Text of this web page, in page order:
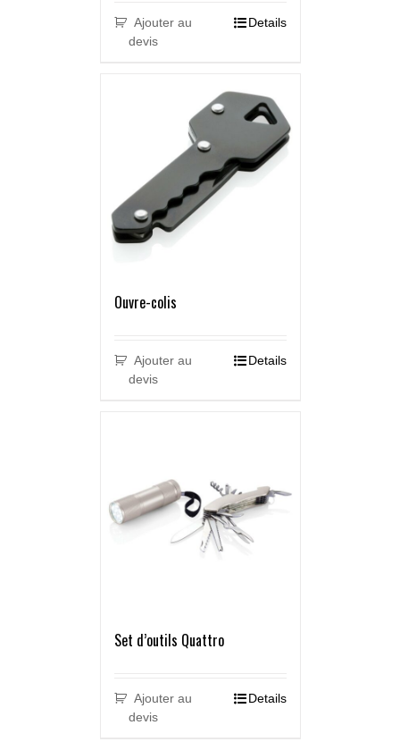
Ajouter au
devis
Details
Ouvre-colis
Ajouter au
devis
Details
Set d’outils Quattro
Ajouter au
devis
Details